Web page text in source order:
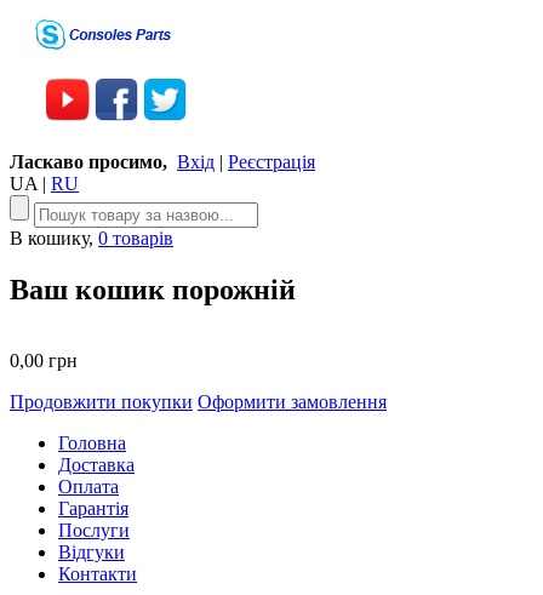
Ласкаво просимо, Вхід | Реєстрація
UA | RU
В кошику, 0 товарів
Ваш кошик порожній
0,00 грн
Продовжити покупки Оформити замовлення
Головна
Доставка
Оплата
Гарантія
Послуги
Відгуки
Контакти